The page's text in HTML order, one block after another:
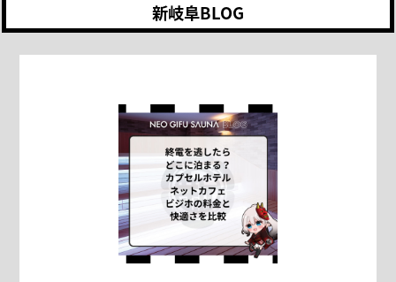
新岐阜BLOG